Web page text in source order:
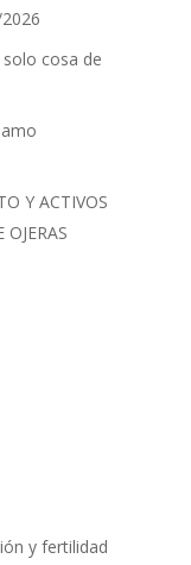
cosa de
Y ACTIVOS
y fertilidad